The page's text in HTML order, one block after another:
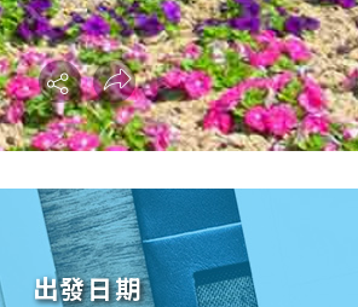
出發日期